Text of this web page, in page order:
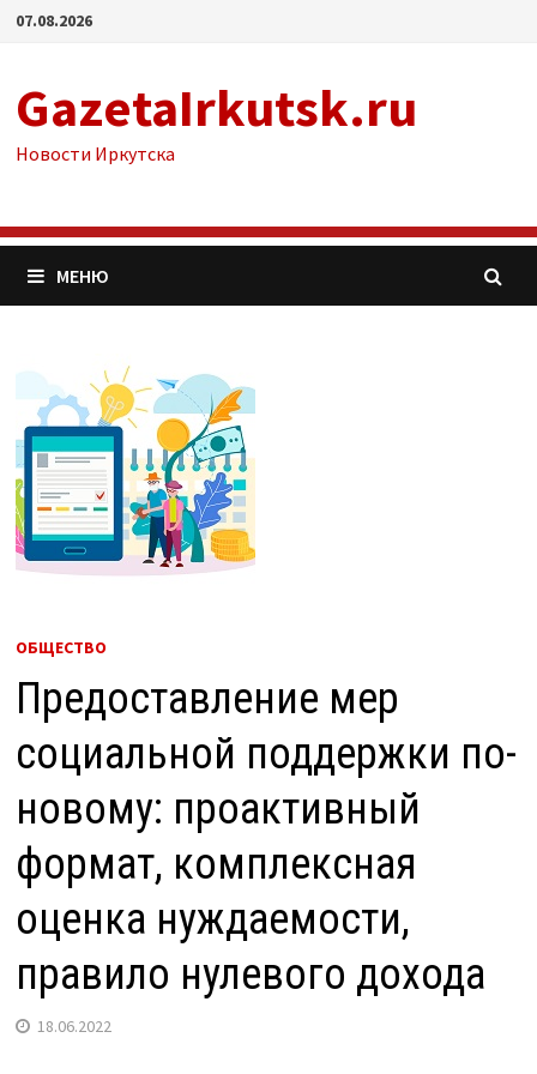
Перейти
07.08.2026
GazetaIrkutsk.ru
Новости Иркутска
МЕНЮ
ОБЩЕСТВО
Предоставление мер
социальной поддержки по-
новому: проактивный
формат, комплексная
оценка нуждаемости,
правило нулевого дохода
18.06.2022